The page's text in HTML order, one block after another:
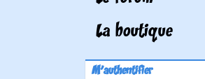
La boutique
M'authentifier